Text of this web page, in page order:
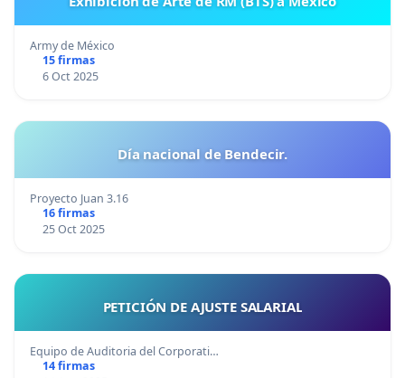
Army de México
15 firmas
6 Oct 2025
Día nacional de Bendecir.
Proyecto Juan 3.16
16 firmas
25 Oct 2025
PETICIÓN DE AJUSTE SALARIAL
Equipo de Auditoria del Corporati…
14 firmas